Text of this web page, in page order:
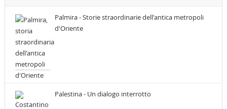
Palmira - Storie straordinarie dell'antica metropoli
d'Oriente
Palestina - Un dialogo interrotto